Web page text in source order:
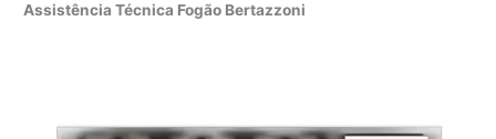
Assistência Técnica Fogão Bertazzoni